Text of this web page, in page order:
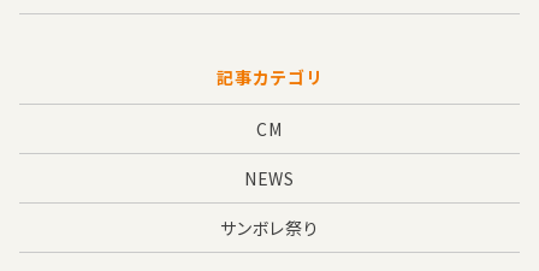
記事カテゴリ
CM
NEWS
サンボレ祭り